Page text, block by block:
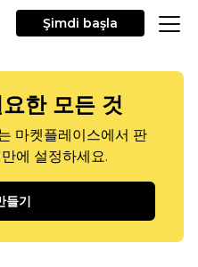
Şimdi başla
한 모든 것
마켓플레이스에서 판
에 설정하세요.
들기